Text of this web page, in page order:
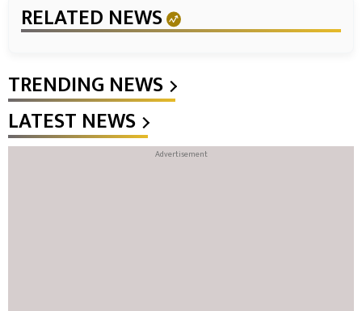
RELATED NEWS
TRENDING NEWS
LATEST NEWS